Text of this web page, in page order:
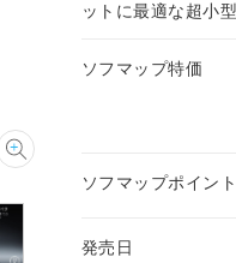
ットに最適な超小
ソフマップ特価
ソフマップポイント
発売日